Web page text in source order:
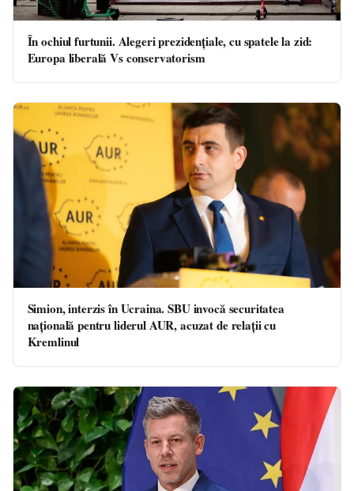
În ochiul furtunii. Alegeri prezidențiale, cu spatele la zid:
Europa liberală Vs conservatorism
Simion, interzis în Ucraina. SBU invocă securitatea
națională pentru liderul AUR, acuzat de relații cu
Kremlinul